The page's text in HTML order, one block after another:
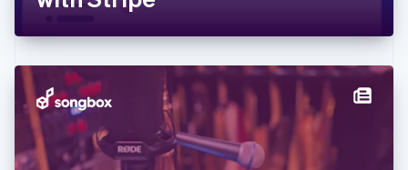
EspañolEnglish
English
États-Unis
English Español
Finlande
English
France
FrançaisEnglish